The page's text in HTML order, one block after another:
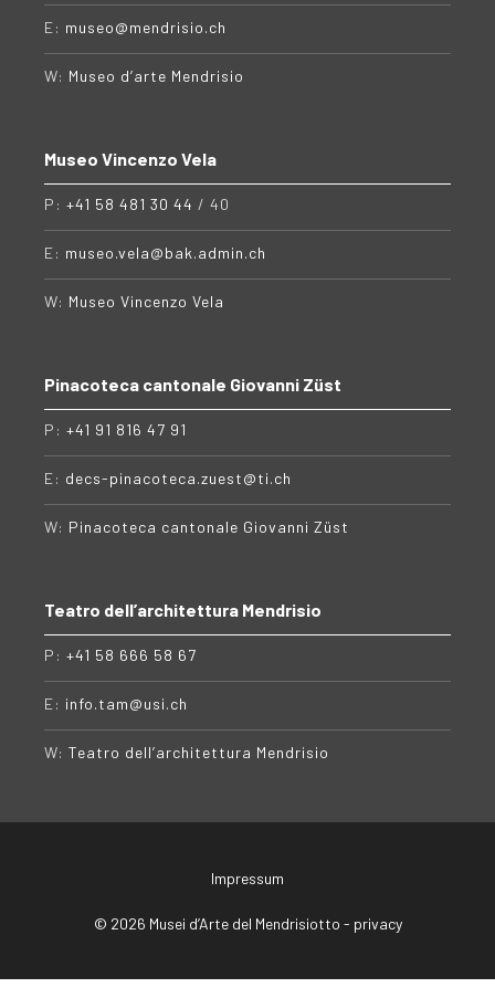
E: museo@mendrisio.ch
W: Museo d’arte Mendrisio
Museo Vincenzo Vela
P: +41 58 481 30 44 / 40
E: museo.vela@bak.admin.ch
W: Museo Vincenzo Vela
Pinacoteca cantonale Giovanni Züst
P: +41 91 816 47 91
E: decs-pinacoteca.zuest@ti.ch
W: Pinacoteca cantonale Giovanni Züst
Teatro dell’architettura Mendrisio
P: +41 58 666 58 67
E: info.tam@usi.ch
W: Teatro dell’architettura Mendrisio
Impressum
© 2026 Musei d’Arte del Mendrisiotto - privacy